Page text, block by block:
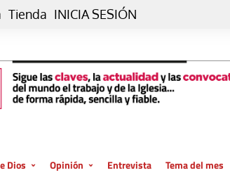
Tienda INICIA SESIÓN
Dios
Opinión
Entrevista Tema del mes